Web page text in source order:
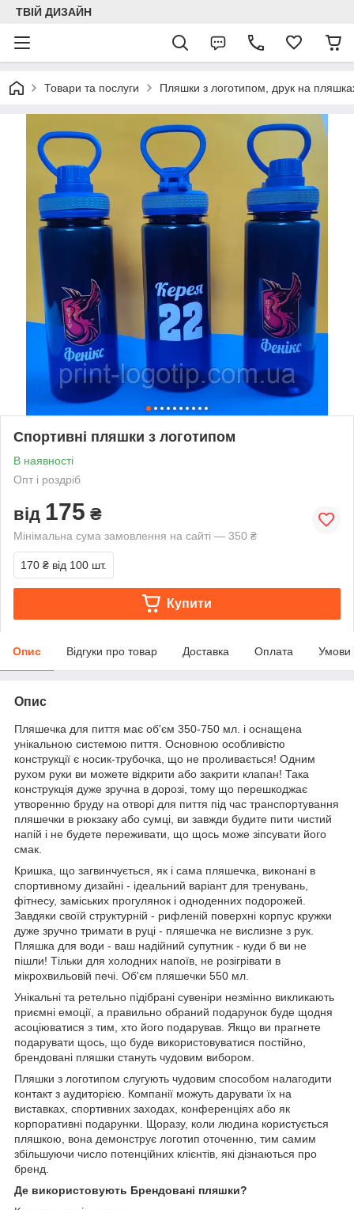
ТВІЙ ДИЗАЙН
Товари та послуги Пляшки з логотипом, друк на
Спортивні пляшки з логотипом
В наявності
Опт і роздріб
від 175 ₴
Мінімальна сума замовлення на сайті — 350 ₴
170 ₴ від 100 шт.
Купити
Опис Відгуки про товар Доставка Оплата Умови
Опис
Пляшечка для пиття має об'єм 350-750 мл. і оснащена
унікальною системою пиття. Основною особливістю
конструкції є носик-трубочка, що не проливається! Одним
рухом руки ви можете відкрити або закрити клапан! Така
конструкція дуже зручна в дорозі, тому що перешкоджає
утворенню бруду на отворі для пиття під час транспортування
пляшечки в рюкзаку або сумці, ви завжди будите пити чистий
напій і не будете переживати, що щось може зіпсувати його
смак.
Кришка, що загвинчується, як і сама пляшечка, виконані в
спортивному дизайні - ідеальний варіант для тренувань,
фітнесу, заміських прогулянок і одноденних подорожей.
Завдяки своїй структурній - рифленій поверхні корпус кружки
дуже зручно тримати в руці - пляшечка не вислизне з рук.
Пляшка для води - ваш надійний супутник - куди б ви не
пішли! Тільки для холодних напоїв, не розігрівати в
мікрохвильовій печі. Об'єм пляшечки 550 мл.
Унікальні та ретельно підібрані сувеніри незмінно викликають
приємні емоції, а правильно обраний подарунок буде щодня
асоціюватися з тим, хто його подарував. Якщо ви прагнете
подарувати щось, що буде використовуватися постійно,
брендовані пляшки стануть чудовим вибором.
Пляшки з логотипом слугують чудовим способом налагодити
контакт з аудиторією. Компанії можуть дарувати їх на
виставках, спортивних заходах, конференціях або як
корпоративні подарунки. Щоразу, коли людина користується
пляшкою, вона демонструє логотип оточенню, тим самим
збільшуючи число потенційних клієнтів, які дізнаються про
бренд.
Де використовують Брендовані пляшки?